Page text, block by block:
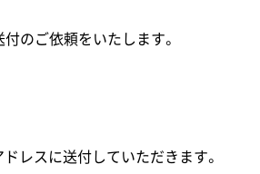
のご依頼をいたします。
レスに送付していただきます。